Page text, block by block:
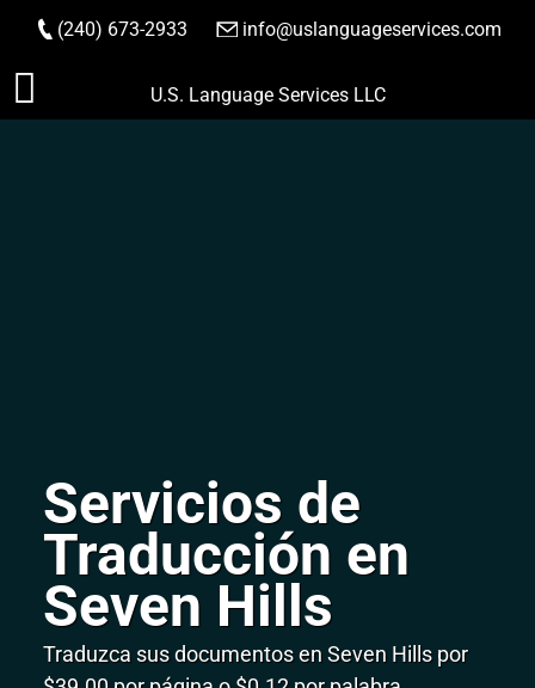
Saltar
(240) 673-2933 info@uslanguageservices.com
HACER PEDIDO
U.S. Language Services LLC
Servicios de
Traducción en
Seven Hills
Traduzca sus documentos en Seven Hills por